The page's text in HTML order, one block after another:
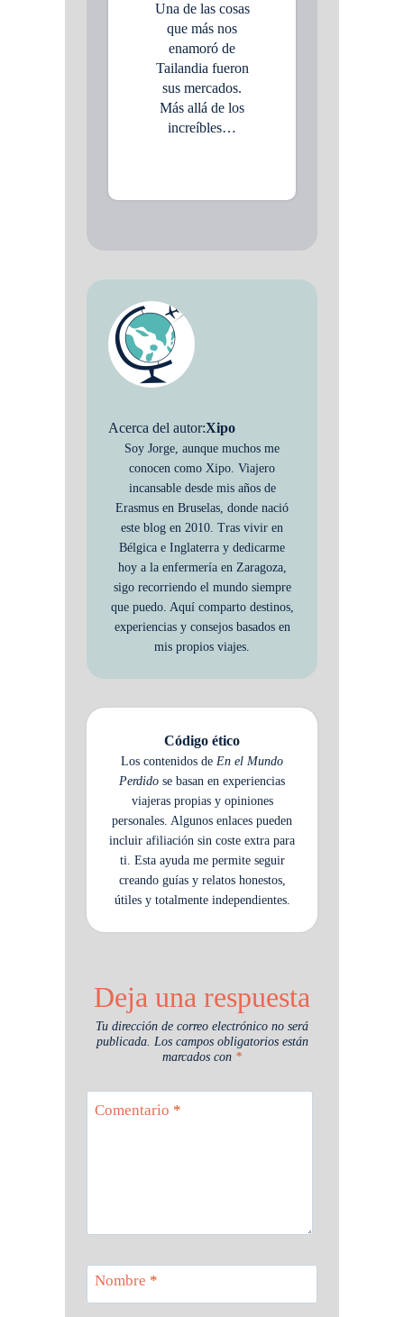
Una de las cosas
que más nos
enamoró de
Tailandia fueron
sus mercados.
Más allá de los
increíbles…
Acerca del autor:Xipo
Soy Jorge, aunque muchos me
conocen como Xipo. Viajero
incansable desde mis años de
Erasmus en Bruselas, donde nació
este blog en 2010. Tras vivir en
Bélgica e Inglaterra y dedicarme
hoy a la enfermería en Zaragoza,
sigo recorriendo el mundo siempre
que puedo. Aquí comparto destinos,
experiencias y consejos basados en
mis propios viajes.
Código ético
Los contenidos de En el Mundo
Perdido se basan en experiencias
viajeras propias y opiniones
personales. Algunos enlaces pueden
incluir afiliación sin coste extra para
ti. Esta ayuda me permite seguir
creando guías y relatos honestos,
útiles y totalmente independientes.
Deja una respuesta
Tu dirección de correo electrónico no será
publicada. Los campos obligatorios están
marcados con *
Comentario *
Nombre *